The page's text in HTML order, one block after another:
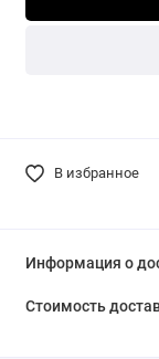
В избранное
Информация о
Стоимость